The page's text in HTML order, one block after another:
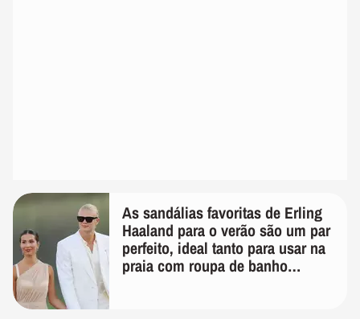
As sandálias favoritas de Erling
Haaland para o verão são um par
perfeito, ideal tanto para usar na
praia com roupa de banho